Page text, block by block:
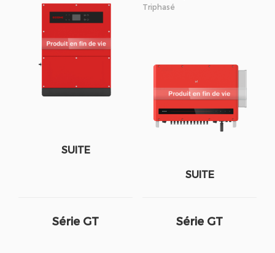
SUITE
Triphasé
SUITE
Série GT Série GT